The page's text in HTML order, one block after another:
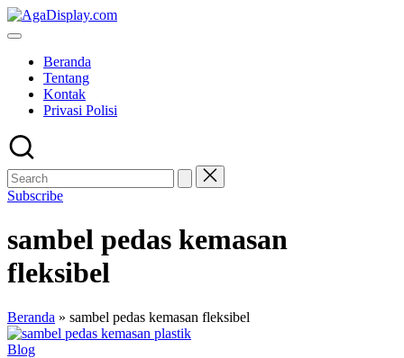
Skip
to
Beranda
Tentang
Kontak
Privasi Polisi
Subscribe
sambel pedas kemasan
fleksibel
Beranda » sambel pedas kemasan fleksibel
Posted
Blog